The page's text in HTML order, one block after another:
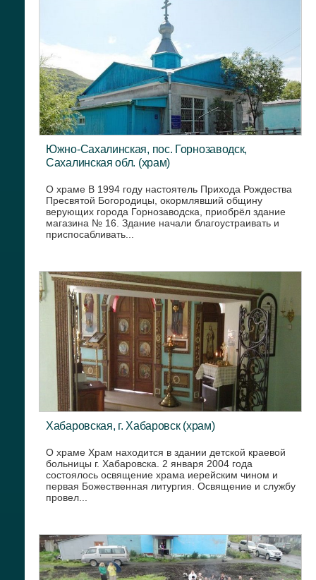
Южно-Сахалинская, пос. Горнозаводск,
Сахалинская обл. (храм)
О храме В 1994 году настоятель Прихода Рождества
Пресвятой Богородицы, окормлявший общину
верующих города Горнозаводска, приобрёл здание
магазина № 16. Здание начали благоустраивать и
приспосабливать...
Хабаровская, г. Хабаровск (храм)
О храме Храм находится в здании детской краевой
больницы г. Хабаровска. 2 января 2004 года
состоялось освящение храма иерейским чином и
первая Божественная литургия. Освящение и службу
провел...